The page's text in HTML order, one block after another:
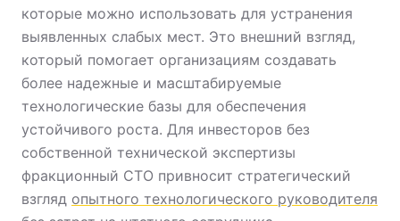
которые можно использовать для устранения
выявленных слабых мест. Это внешний взгляд,
который помогает организациям создавать
более надежные и масштабируемые
технологические базы для обеспечения
устойчивого роста. Для инвесторов без
собственной технической экспертизы
фракционный CTO привносит стратегический
взгляд опытного технологического руководителя